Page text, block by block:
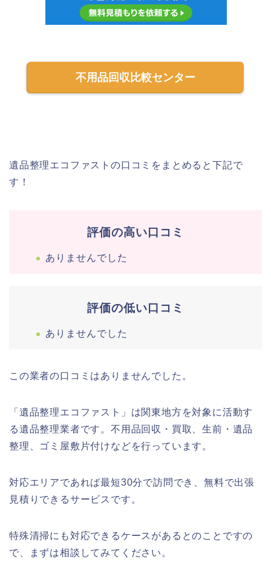
不用品回収比較センター
遺品整理エコファストの口コミをまとめると下記で
す！
評価の高い口コミ
ありませんでした
評価の低い口コミ
ありませんでした
この業者の口コミはありませんでした。
「遺品整理エコファスト」は関東地方を対象に活動す
る遺品整理業者です。不用品回収・買取、生前・遺品
整理、ゴミ屋敷片付けなどを行っています。
対応エリアであれば最短30分で訪問でき、無料で出張
見積りできるサービスです。
特殊清掃にも対応できるケースがあるとのことですの
で、まずは相談してみてください。